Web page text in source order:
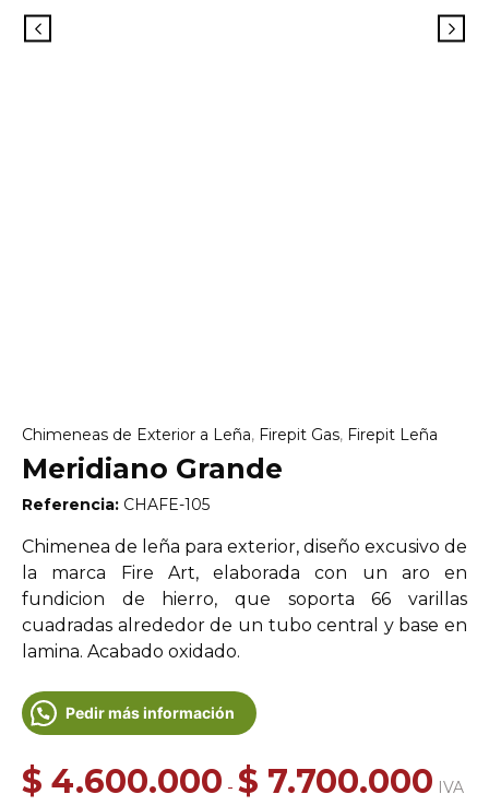
Chimeneas de Exterior a Leña, Firepit Gas, Firepit Leña
Meridiano Grande
Referencia: CHAFE-105
Chimenea de leña para exterior, diseño excusivo de
la marca Fire Art, elaborada con un aro en
fundicion de hierro, que soporta 66 varillas
cuadradas alrededor de un tubo central y base en
lamina. Acabado oxidado.
Pedir más información
$ 4.600.000 - $ 7.700.000 de
IVA